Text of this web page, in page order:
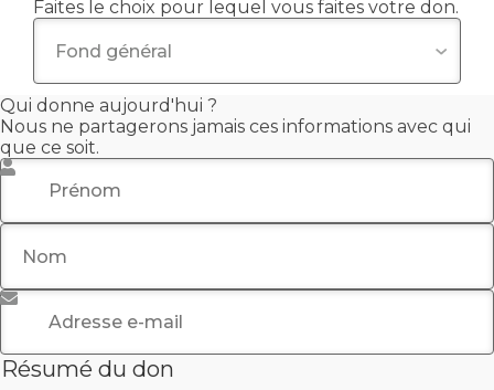
Faites le choix pour lequel vous faites votre don.
Qui donne aujourd'hui ?
Nous ne partagerons jamais ces informations avec qui
que ce soit.
Prénom
Nom
Adresse e-mail
Résumé du don